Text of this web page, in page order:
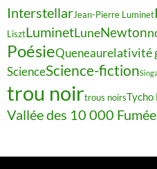
InterstellarJean-Pierre Luminet
LisztLuminetLuneNewton
PoésieQueneaurelativité
ScienceScience-fiction
trou noirtrous noirsTycho
Vallée des 10 000